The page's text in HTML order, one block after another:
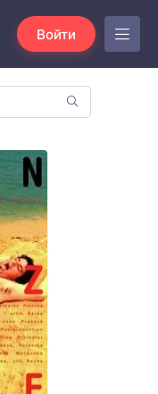
Войти